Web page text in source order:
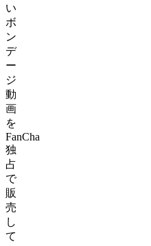
い
ボ
ン
デ
ー
ジ
動
画
を
FanCha
独
占
で
販
売
し
て